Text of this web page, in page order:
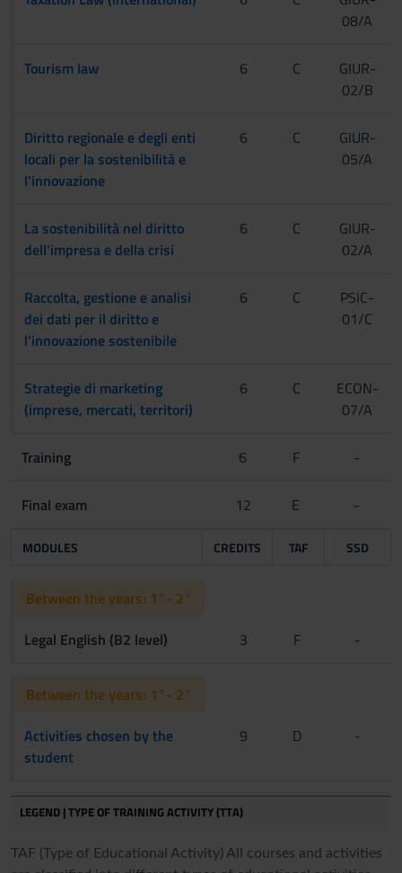
08/A
Tourism law 6 C
GIUR-
02/B
Diritto regionale e degli enti
locali per la sostenibilità e
l'innovazione
6 C
GIUR-
05/A
La sostenibilità nel diritto
dell'impresa e della crisi
6 C
GIUR-
02/A
Raccolta, gestione e analisi
dei dati per il diritto e
l'innovazione sostenibile
6 C
PSIC-
01/C
Strategie di marketing
(imprese, mercati, territori)
6 C
ECON-
07/A
Training 6 F -
Final exam 12 E -
MODULES CREDITS TAF SSD
Between the years: 1°- 2°
Legal English (B2 level)
3 F -
Between the years: 1°- 2°
Activities chosen by the
student
9 D -
LEGEND | TYPE OF TRAINING ACTIVITY (TTA)
TAF (Type of Educational Activity) All courses and activities